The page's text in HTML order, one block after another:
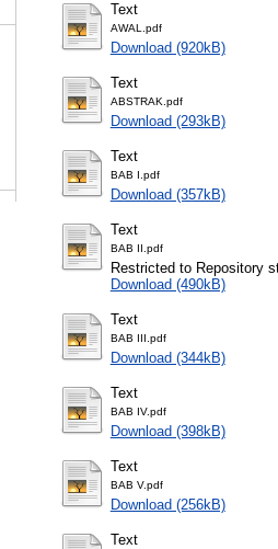
Text
AWAL.pdf
Download (920kB)
Text
ABSTRAK.pdf
Download (293kB)
Text
BAB I.pdf
Download (357kB)
Text
BAB II.pdf
Restricted to Repository
Download (490kB)
Text
BAB III.pdf
Download (344kB)
Text
BAB IV.pdf
Download (398kB)
Text
BAB V.pdf
Download (256kB)
Text